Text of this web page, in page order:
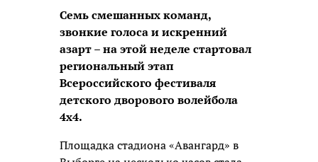
Семь смешанных команд,
звонкие голоса и искренний
азарт – на этой неделе стартовал
региональный этап
Всероссийского фестиваля
детского дворового волейбола
4х4.
Площадка стадиона «Авангард» в